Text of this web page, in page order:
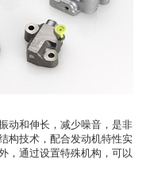
动和伸长，减少噪音，是非
构技术，配合发动机特性实
，通过设置特殊机构，可以